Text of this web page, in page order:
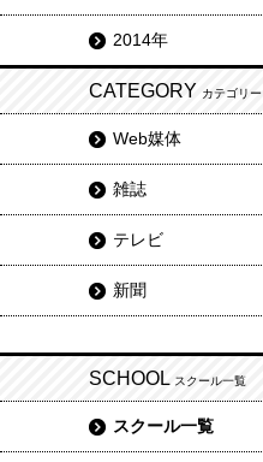
2014年
CATEGORY カテゴリー
Web媒体
雑誌
テレビ
新聞
SCHOOL スクール一覧
スクール一覧